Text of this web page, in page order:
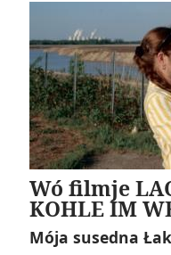
Wó filmje
KOHLE IM
Mója susedna